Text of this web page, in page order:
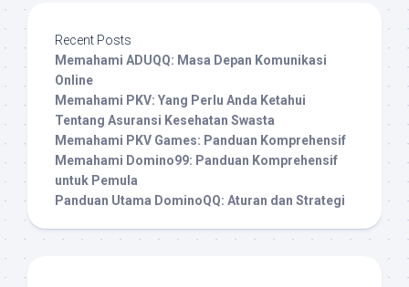
Recent Posts
Memahami ADUQQ: Masa Depan Komunikasi
Online
Memahami PKV: Yang Perlu Anda Ketahui
Tentang Asuransi Kesehatan Swasta
Memahami PKV Games: Panduan Komprehensif
Memahami Domino99: Panduan Komprehensif
untuk Pemula
Panduan Utama DominoQQ: Aturan dan Strategi